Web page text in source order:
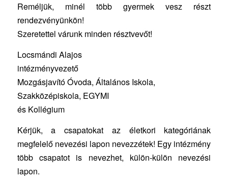
Reméljük, minél több gyermek vesz részt
rendezvényünkön!
Szeretettel várunk minden résztvevőt!
Locsmándi Alajos
intézményvezető
Mozgásjavító Óvoda, Általános Iskola,
Szakközépiskola, EGYMI
és Kollégium
Kérjük, a csapatokat az életkori kategóriának
megfelelő nevezési lapon nevezzétek! Egy intézmény
több csapatot is nevezhet, külön-külön nevezési
lapon.